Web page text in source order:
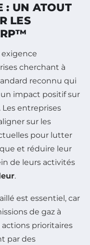
: UN ATOUT
LES
cherchant à
reconnu qui
impact positif sur
. Les entreprises
sur les
pour lutter
et réduire leur
de leurs activités
.
est essentiel, car
de gaz à
prioritaires
par des